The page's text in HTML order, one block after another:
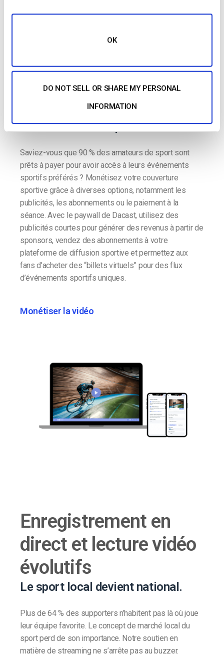
OK
DO NOT SELL OR SHARE MY PERSONAL
INFORMATION
Monétisation des
vidéos avec Secure
Paywall
Gagnez de l'argent avec vos
retransmissions sportives.
Saviez-vous que 90 % des amateurs de sport sont
prêts à payer pour avoir accès à leurs événements
sportifs préférés ? Monétisez votre couverture
sportive grâce à diverses options, notamment les
publicités, les abonnements ou le paiement à la
séance. Avec le paywall de Dacast, utilisez des
publicités courtes pour générer des revenus à partir de
sponsors, vendez des abonnements à votre
plateforme de diffusion sportive et permettez aux
fans d’acheter des “billets virtuels” pour des flux
d’événements sportifs uniques.
Monétiser la vidéo
Enregistrement en
direct et lecture vidéo
évolutifs
Le sport local devient national.
Plus de 64 % des supporters n’habitent pas là où joue
leur équipe favorite. Le concept de marché local du
sport perd de son importance. Notre soutien en
matière de streaming ne s’arrête pas au buzzer.